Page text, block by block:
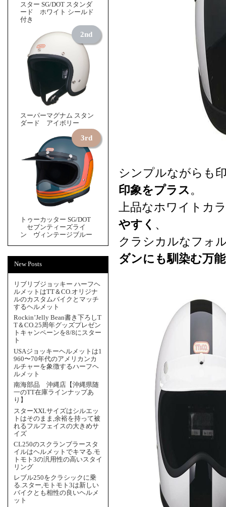
スター SG/DOT スタンダ
ード ホワイト シールド
付き
スーパーマグナム スタン
ダード アイボリー
トゥーカッター SG/DOT
セブンティーズライ
ン ヴィンテージブルー
New Posts
リブリブジョッキー ハーフヘ
ルメットはTT＆CO.オリジナ
ルのカスタムバイクとマッチ
するヘルメット
Rockin’Jelly Bean書き下ろしT
T＆CO.25周年グッズプレゼン
トキャンペーンを8/8にスター
ト
USAジョッキーヘルメットは1
960〜70年代のアメリカンカ
ルチャーを象徴するハーフヘ
ルメット
南海部品 沖縄店【沖縄県随
一のTT在庫ラインナップあ
り】
スターXXLサイズはシルエッ
トはそのまま,余裕を持って被
れるフルフェイスの大きめサ
イズ
CL250のスクランブラースタ
イルはヘルメットでキマる.モ
トモト3の汎用性の高いスタイ
リング
レブル250をクラシックに乗
る.スター,モトモト3は新しい
バイクとも相性の良いヘルメ
ット
シンプルながらも
印象をプラス。
上品なホワイトカ
やすく 、
クラシカルなフォ
ダンにも馴染む万